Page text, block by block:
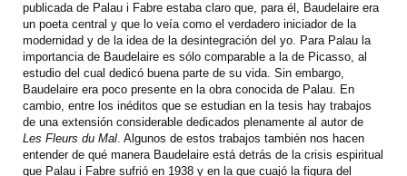
publicada de Palau i Fabre estaba claro que, para él, Baudelaire era
un poeta central y que lo veía como el verdadero iniciador de la
modernidad y de la idea de la desintegración del yo. Para Palau la
importancia de Baudelaire es sólo comparable a la de Picasso, al
estudio del cual dedicó buena parte de su vida. Sin embargo,
Baudelaire era poco presente en la obra conocida de Palau. En
cambio, entre los inéditos que se estudian en la tesis hay trabajos
de una extensión considerable dedicados plenamente al autor de
Les Fleurs du Mal. Algunos de estos trabajos también nos hacen
entender de qué manera Baudelaire está detrás de la crisis espiritual
que Palau i Fabre sufrió en 1938 y en la que cuajó la figura del